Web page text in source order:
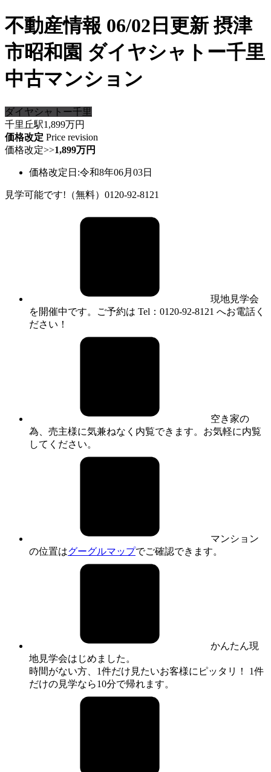
不動産情報 06/02日更新 摂津
市昭和園 ダイヤシャトー千里
中古マンション
ダイヤシャトー千里
千里丘駅1,899万円
価格改定 Price revision
価格改定>>1,899万円
価格改定日:令和8年06月03日
見学可能です!（無料）0120-92-8121
現地見学会
を開催中です。ご予約は Tel：0120-92-8121 へお電話く
ださい！
空き家の
為、売主様に気兼ねなく内覧できます。お気軽に内覧
してください。
マンション
の位置はグーグルマップでご確認できます。
かんたん現
地見学会はじめました。
時間がない方、1件だけ見たいお客様にピッタリ！ 1件
だけの見学なら10分で帰れます。